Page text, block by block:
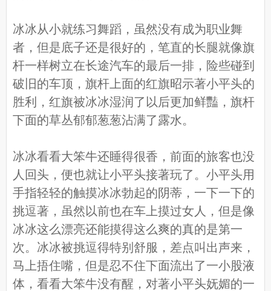
冰冰从小就练习舞蹈，虽然没有成为职业舞
者，但是底子还是很好的，笔直的长腿就像旗
杆一样树立在长途汽车的最后一排，险些碰到
破旧的车顶，旗杆上面的红旗昭示著小平头的
胜利，红旗被冰冰湿润了以后更加鲜豔，旗杆
下面的草丛郁郁葱葱沾满了露水。
冰冰看看大笨牛还睡得很香，前面的旅客也没
人回头，便也就让小平头接著玩了。小平头用
手指轻轻的触摸冰冰勃起的阴蒂，一下一下的
挑逗著，虽然以前也在车上摸过女人，但是像
冰冰这么漂亮还能摸得这么爽的真的是第一
次。冰冰被挑逗得特别舒服，差点叫出声来，
马上捂住嘴，但是忍不住下面流出了一小股液
体，看看大笨牛没有醒，对著小平头妩媚的一